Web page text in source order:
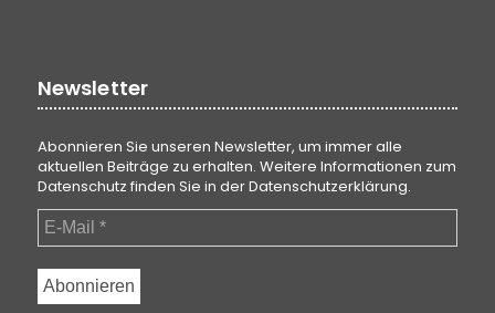
Newsletter
Abonnieren Sie unseren Newsletter, um immer alle
aktuellen Beiträge zu erhalten. Weitere Informationen zum
Datenschutz finden Sie in derDatenschutzerklärung.